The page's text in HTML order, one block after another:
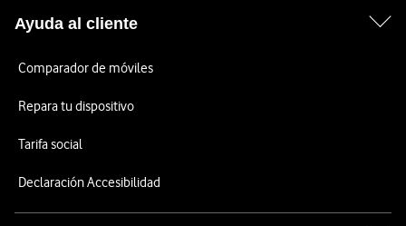
Ayuda al cliente
Comparador de móviles
Repara tu dispositivo
Tarifa social
Declaración Accesibilidad